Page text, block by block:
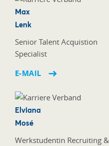
Max
Lenk
Senior Talent Acquistion
Specialist
E-MAIL
Elviana
Mosé
Werkstudentin Recruiting &